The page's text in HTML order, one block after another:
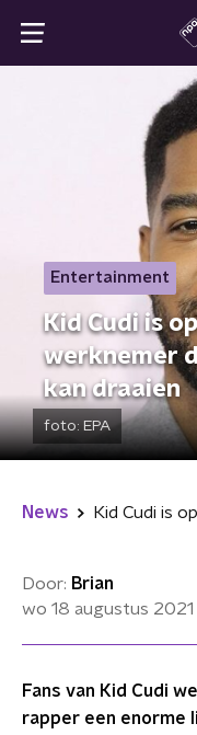
Entertainment
Kid Cudi is
werknemer
kan draaien
foto: EPA
News
Door: Brian
wo 18 augustus 2021
Fans van Kid Cudi
rapper een enorme